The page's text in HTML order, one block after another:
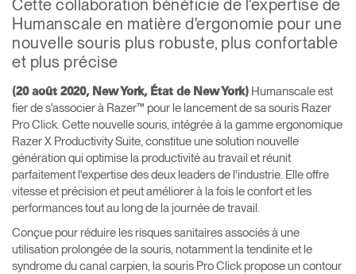
Opens
to
Facebook
Opens
to
Twitter
Opens
to
Linkedin
Opens
to
Instagram
Opens
to
Humanscale
Blog
Opens
to
Pinterest
Opens
to
Cette collaboration bénéficie de l'expertise de
Humanscale en matière d'ergonomie pour une
nouvelle souris plus robuste, plus confortable
et plus précise
(20 août 2020, New York, État de New York) Humanscale est
fier de s'associer à Razer™ pour le lancement de sa souris Razer
Pro Click. Cette nouvelle souris, intégrée à la gamme ergonomique
Razer X Productivity Suite, constitue une solution nouvelle
génération qui optimise la productivité au travail et réunit
parfaitement l'expertise des deux leaders de l'industrie. Elle offre
vitesse et précision et peut améliorer à la fois le confort et les
performances tout au long de la journée de travail.
Conçue pour réduire les risques sanitaires associés à une
utilisation prolongée de la souris, notamment la tendinite et le
syndrome du canal carpien, la souris Pro Click propose un contour